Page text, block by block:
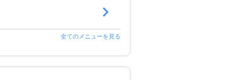
全てのメニューを見る